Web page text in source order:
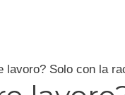
lavoro? Solo con la